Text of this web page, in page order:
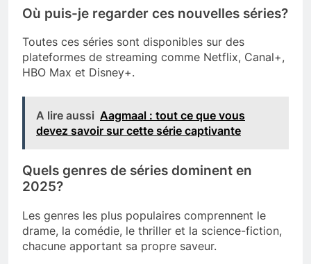
Où puis-je regarder ces nouvelles séries?
Toutes ces séries sont disponibles sur des
plateformes de streaming comme Netflix, Canal+,
HBO Max et Disney+.
A lire aussi Aagmaal : tout ce que vous
devez savoir sur cette série captivante
Quels genres de séries dominent en
2025?
Les genres les plus populaires comprennent le
drame, la comédie, le thriller et la science-fiction,
chacune apportant sa propre saveur.